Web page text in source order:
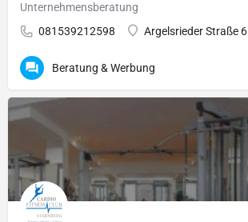
Unternehmensberatung
081539212598
Argelsrieder Straße 6
Beratung & Werbung